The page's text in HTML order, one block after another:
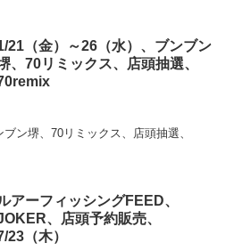
21（金）～26（水）、ブンブン
、70リミックス、店頭抽選、
ン堺、70リミックス、店頭抽選、
アーフィッシングFEED、
、店頭予約販売、
23（木）